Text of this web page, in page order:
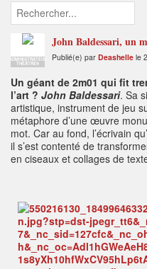
ADMINISTRATEUR
THÉÂTRES
John Baldessari, un
Publié(e) par Deashelle le
Un géant de 2m01 qui fit
l’art ? John Baldessari. Sa
artistique, instrument de jeu
métaphore d’une œuvre
mot. Car au fond, l’écrivain
il s’est contenté de
en ciseaux et collages de